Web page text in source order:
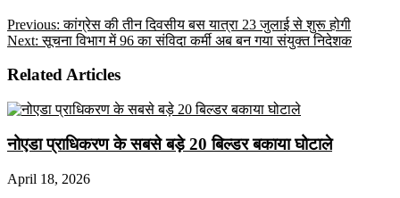
Previous: कांग्रेस की तीन दिवसीय बस यात्रा 23 जुलाई से शुरू होगी
Next: सूचना विभाग में 96 का संविदा कर्मी अब बन गया संयुक्त निदेशक
Related Articles
नोएडा प्राधिकरण के सबसे बड़े 20 बिल्डर बकाया घोटाले
April 18, 2026